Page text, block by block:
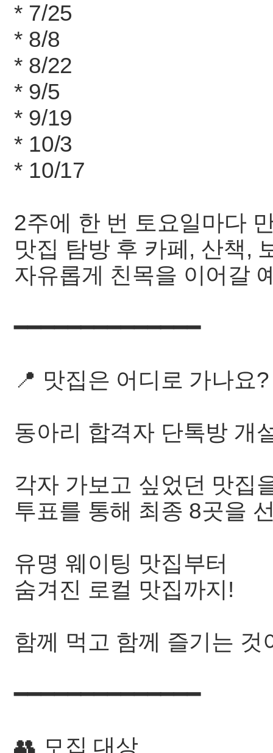
* 7/25
* 8/8
* 8/22
* 9/5
* 9/19
* 10/3
* 10/17
2주에 한 번 토요일마다
맛집 탐방 후 카페, 산책,
자유롭게 친목을 이어갈
━━━━━━━━━━━━━━
📍 맛집은 어디로 가나요?
동아리 합격자 단톡방 개
각자 가보고 싶었던 맛집
투표를 통해 최종 8곳을
유명 웨이팅 맛집부터
숨겨진 로컬 맛집까지!
함께 먹고 함께 즐기는
━━━━━━━━━━━━━━
👥 모집 대상